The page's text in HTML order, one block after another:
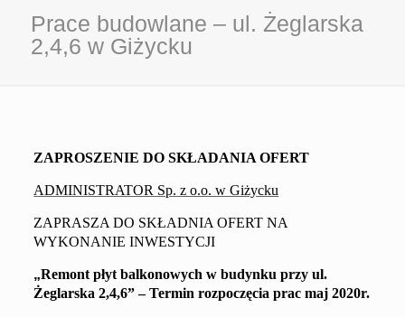
Prace budowlane – ul. Żeglarska
2,4,6 w Giżycku
ZAPROSZENIE DO SKŁADANIA OFERT
ADMINISTRATOR Sp. z o.o. w Giżycku
ZAPRASZA DO SKŁADNIA OFERT NA
WYKONANIE INWESTYCJI
„Remont płyt balkonowych w budynku przy ul.
Żeglarska 2,4,6” –Termin rozpoczęcia prac maj 2020r.